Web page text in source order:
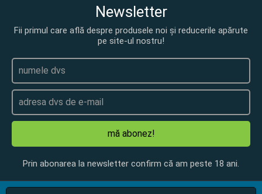
Newsletter
Fii primul care află despre produsele noi și reducerile apărute
pe site-ul nostru!
mă abonez!
Prin abonarea la newsletter confirm că am peste 18 ani.